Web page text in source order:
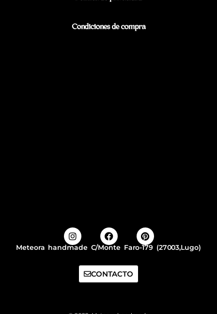
Condiciones de compra
Meteora handmade C/Monte Faro-179 (27003,Lugo)
CONTACTO